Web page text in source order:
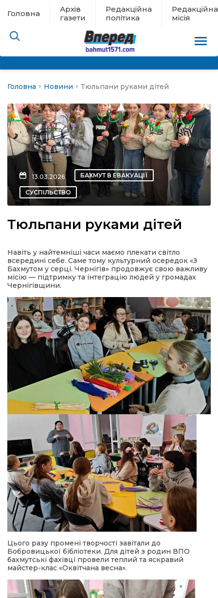
Головна
Архів
газети
Редакційна
політика
Редакційна
місія
евакуації
новини
політика
місія
Головна Новини Тюльпани руками дітей
13.03.2026 БАХМУТ В ЕВАКУАЦІЇ
СУСПІЛЬСТВО
Тюльпани руками дітей
Навіть у найтемніші часи маємо плекати світло
всередині себе. Саме тому культурний осередок «З
Бахмутом у серці. Чернігів» продовжує свою важливу
місію — підтримку та інтеграцію людей у громадах
Чернігівщини.
Цього разу промені творчості завітали до
Бобровицької бібліотеки. Для дітей з родин ВПО
бахмутські фахівці провели теплий та яскравий
майстер-клас «Оквітчана весна».